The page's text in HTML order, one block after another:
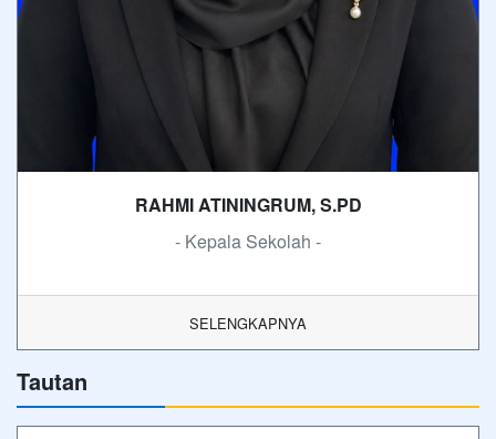
RAHMI ATININGRUM, S.PD
- Kepala Sekolah -
SELENGKAPNYA
Tautan